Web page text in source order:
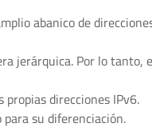
abanico de
jerárquica. Por lo
direcciones IPv6.
su diferenciación.